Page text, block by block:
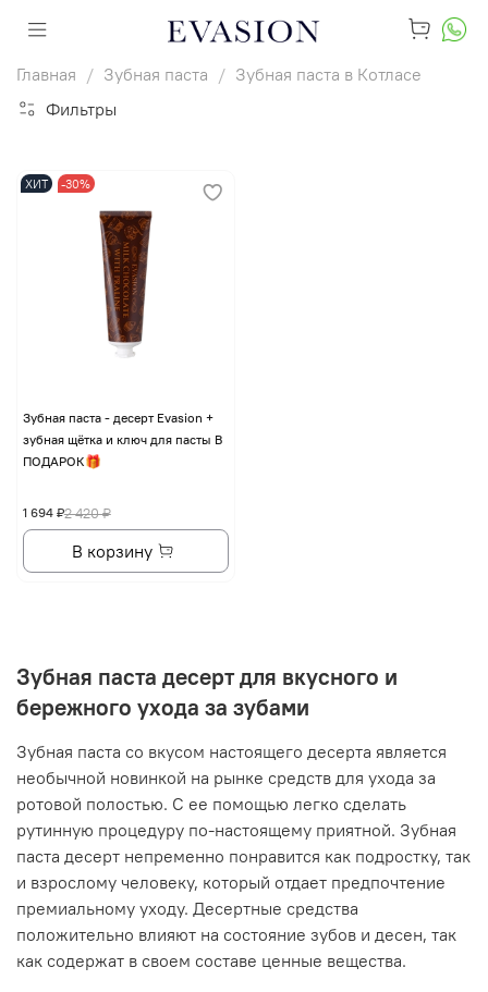
Главная Зубная паста
Зубная паста в Котласе
Фильтры
ХИТ -30%
Зубная паста - десерт Evasion +
зубная щётка и ключ для пасты В
ПОДАРОК🎁
2 420 ₽
1 694 ₽
В корзину
Зубная паста десерт для вкусного и
бережного ухода за зубами
Зубная паста со вкусом настоящего десерта является
необычной новинкой на рынке средств для ухода за
ротовой полостью. С ее помощью легко сделать
рутинную процедуру по-настоящему приятной. Зубная
паста десерт непременно понравится как подростку, так
и взрослому человеку, который отдает предпочтение
премиальному уходу. Десертные средства
положительно влияют на состояние зубов и десен, так
как содержат в своем составе ценные вещества.